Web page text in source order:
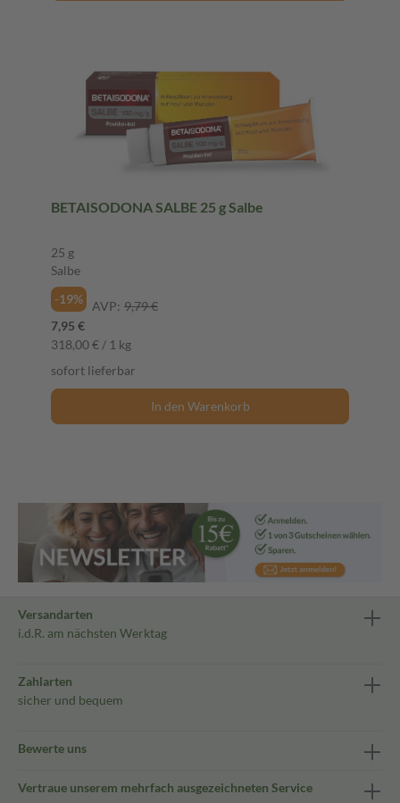
BETAISODONA SALBE 25 g Salbe
25 g
Salbe
-19%
AVP: 9,79 €
7,95 €
318,00 € / 1 kg
sofort lieferbar
In den Warenkorb
Versandarten
i.d.R. am nächsten Werktag
Zahlarten
sicher und bequem
Bewerte uns
Vertraue unserem mehrfach ausgezeichneten Service